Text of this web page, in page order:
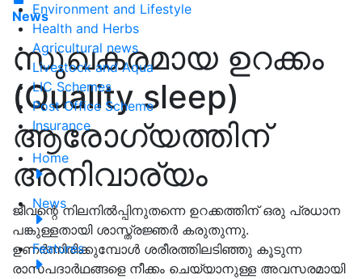
Environment and Lifestyle
Health and Herbs
Agricultural news
Livestock and Aqua
LIC Schemes
Post Office Scheme
Insurance
Home
News
Features
News
സുഖകരമായ ഉറക്കം
(Quality sleep)
ആരോഗ്യത്തിന്
അനിവാര്യം
ജീവന്റെ നിലനിൽപ്പിനുതന്നെ ഉറക്കത്തിന് ഒരു പ്രധാന
പങ്കുള്ളതായി ശാസ്ത്രജ്ഞർ കരുതുന്നു.
ഉണർന്നിരിക്കുമ്പോൾ ശരീരത്തിലടിഞ്ഞു കൂടുന്ന
രാസപദാർഥങ്ങളെ നീക്കം ചെയ്യാനുള്ള അവസരമായി